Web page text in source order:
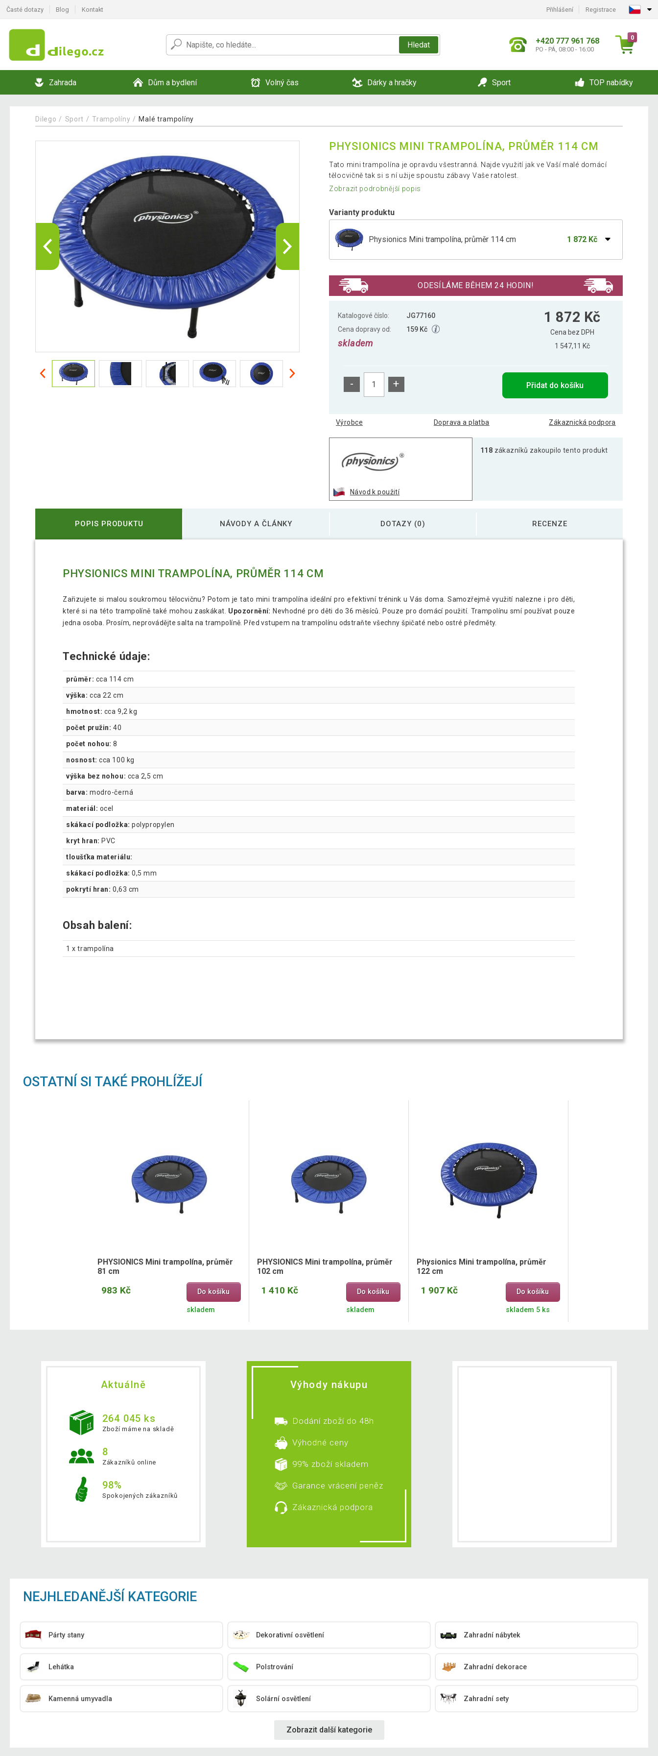
Časté dotazy Blog Kontakt Přihlášení Registrace
Hledat +420 777 961 768
PO - PÁ, 08:00 - 16:00
0
Zahrada Dům a bydlení Volný čas Dárky a hračky Sport TOP nabídky
Dilego Sport Trampolíny Malé trampolíny
PHYSIONICS MINI TRAMPOLÍNA, PRŮMĚR 114 CM
Tato mini trampolína je opravdu všestranná. Najde využití jak ve Vaší malé domácí
tělocvičně tak si s ní užije spoustu zábavy Vaše ratolest.
Zobrazit podrobnější popis
Varianty produktu
Physionics Mini trampolína, průměr 114 cm 1 872 Kč
Physionics Mini trampolína, průměr 122 cm 1 907 Kč
ODESÍLÁME BĚHEM 24 HODIN!
Katalogové číslo:
JG77160
Cena dopravy od:
159 Kč
skladem
1 872 Kč
Cena bez DPH
1 547,11 Kč
- + Přidat do košíku
Výrobce Doprava a platba Zákaznická podpora
Návod k použití
118 zákazníků zakoupilo tento produkt
POPIS PRODUKTU NÁVODY A ČLÁNKY DOTAZY (0) RECENZE
PHYSIONICS MINI TRAMPOLÍNA, PRŮMĚR 114 CM
Zařizujete si malou soukromou tělocvičnu? Potom je tato mini trampolína ideální pro efektivní trénink u Vás doma. Samozřejmě využití nalezne i pro děti,
které si na této trampolíně také mohou zaskákat. Upozornění: Nevhodné pro děti do 36 měsíců. Pouze pro domácí použití. Trampolínu smí používat pouze
jedna osoba. Prosím, neprovádějte salta na trampolíně. Před vstupem na trampolínu odstraňte všechny špičaté nebo ostré předměty.
Technické údaje:
průměr: cca 114 cm
výška: cca 22 cm
hmotnost: cca 9,2 kg
počet pružin: 40
počet nohou: 8
nosnost: cca 100 kg
výška bez nohou: cca 2,5 cm
barva: modro-černá
materiál: ocel
skákací podložka: polypropylen
kryt hran: PVC
tloušťka materiálu:
skákací podložka: 0,5 mm
pokrytí hran: 0,63 cm
Obsah balení:
1 x trampolína
OSTATNÍ SI TAKÉ PROHLÍŽEJÍ
PHYSIONICS Mini trampolína, průměr
81 cm
983 Kč Do košíku
skladem
PHYSIONICS Mini trampolína, průměr
102 cm
1 410 Kč Do košíku
skladem
Physionics Mini trampolína, průměr
122 cm
1 907 Kč Do košíku
skladem 5 ks
Aktuálně
264 045 ks
Zboží máme na skladě
8
Zákazníků online
98%
Spokojených zákazníků
Výhody nákupu
Dodání zboží do 48h
Výhodné ceny
99% zboží skladem
Garance vrácení peněz
Zákaznická podpora
NEJHLEDANĚJŠÍ KATEGORIE
Párty stany Dekorativní osvětlení Zahradní nábytek
Lehátka Polstrování Zahradní dekorace
Kamenná umyvadla Solární osvětlení Zahradní sety
Zobrazit další kategorie